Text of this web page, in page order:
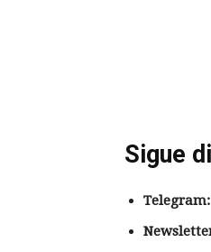
Sigue
Telegram: